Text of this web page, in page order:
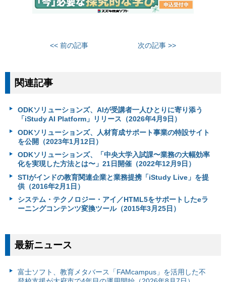
<< 前の記事 次の記事 >>
関連記事
ODKソリューションズ、AIが受講者一人ひとりに寄り添う
「iStudy AI Platform」リリース（2026年4月9日）
ODKソリューションズ、人材育成サポート事業の特設サイト
を公開（2023年1月12日）
ODKソリューションズ、「中央大学入試課〜業務の大幅効率
化を実現した方法とは〜」21日開催（2022年12月9日）
STIがインドの教育関連企業と業務提携「iStudy Live」を提
供（2016年2月1日）
システム・テクノロジー・アイ／HTML5をサポートしたeラ
ーニングコンテンツ変換ツール（2015年3月25日）
最新ニュース
富⼠ソフト、教育メタバース「FAMcampus」を活用した不